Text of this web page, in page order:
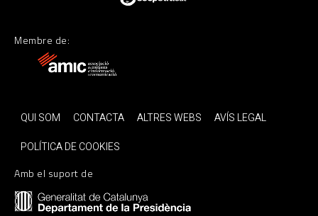
Membre de:
QUI SOM CONTACTA ALTRES WEBS
AVÍS LEGAL
POLÍTICA DE COOKIES
Amb el suport de